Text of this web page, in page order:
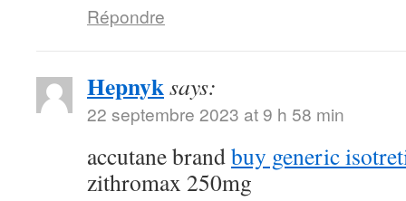
Répondre
Hepnyksays:
22 septembre 2023 at 9 h 58 min
accutane brandbuy generic
zithromax 250mg